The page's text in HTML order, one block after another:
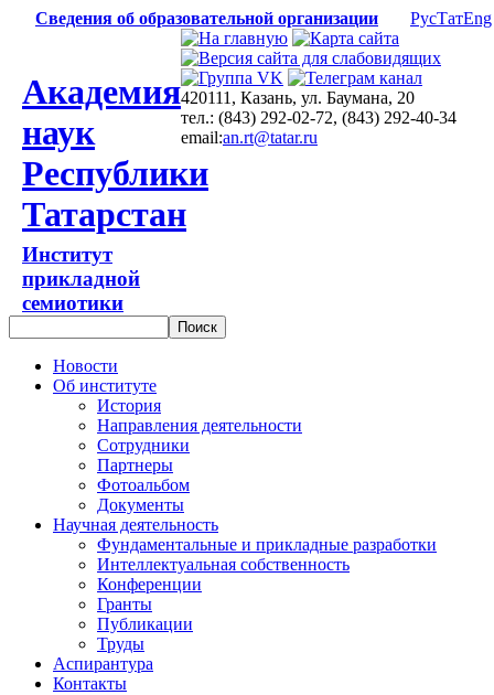
Сведения об образовательной организации РусТатEng
Академия
наук
Республики
Татарстан
Институт
прикладной
семиотики
420111, Казань, ул. Баумана, 20
тел.: (843) 292-02-72, (843) 292-40-34
email:an.rt@tatar.ru
Новости
Об институте
История
Направления деятельности
Сотрудники
Партнеры
Фотоальбом
Документы
Научная деятельность
Фундаментальные и прикладные разработки
Интеллектуальная собственность
Конференции
Гранты
Публикации
Труды
Аспирантура
Контакты